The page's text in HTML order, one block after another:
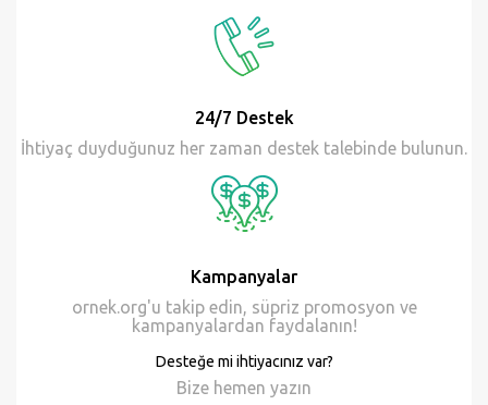
24/7 Destek
İhtiyaç duyduğunuz her zaman destek talebinde bulunun.
Kampanyalar
ornek.org'u takip edin, süpriz promosyon ve
kampanyalardan faydalanın!
Desteğe mi ihtiyacınız var?
Bize hemen yazın